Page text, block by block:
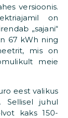
versioonis.
on
„sajani“
67 kWh ning
mis on
meie
eest valikus
Sellisel juhul
kaks 150-